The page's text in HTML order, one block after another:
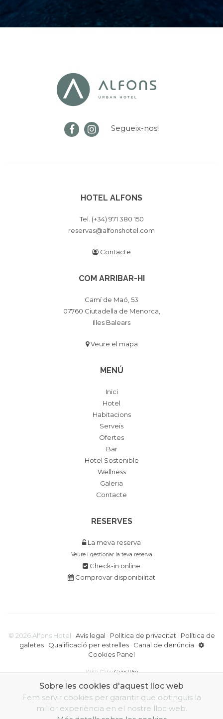
Segueix-nos!
HOTEL ALFONS
Tel. (+34) 971 380 150
reservas@alfonshotel.com
Contacte
COM ARRIBAR-HI
Camí de Maó, 53
07760 Ciutadella de Menorca,
Illes Balears
Veure el mapa
MENÚ
Inici
Hotel
Habitacions
Serveis
Ofertes
Bar
Hotel Sostenible
Wellness
Galeria
Contacte
RESERVES
La meva reserva
Veure i gestionar la teva reserva
Check-in online
Comprovar disponibilitat
© 2026Alfons Hotel · Avís legal · Política de privacitat · Política de
galetes· Qualificació per estrelles· Canal de denúncia
Cookies Panel
With by GuestPro
Sobre les cookies d'aquest lloc web
Fem servir cookies per garantir que obtinguis la
millor experiència en el nostre lloc web.